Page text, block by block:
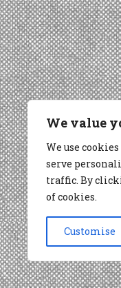
We value
We use
serve
traffic. By
of cookies.
Customise